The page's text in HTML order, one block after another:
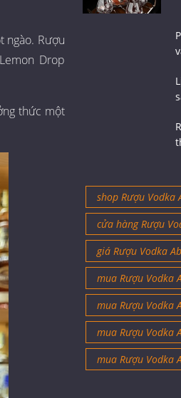
ngào. Rượu
Drop
thức một
shop Rượu Vodka
cửa hàng Rượu
giá Rượu Vodka
mua Rượu Vodka
mua Rượu Vodka
mua Rượu Vodka
mua Rượu Vodka